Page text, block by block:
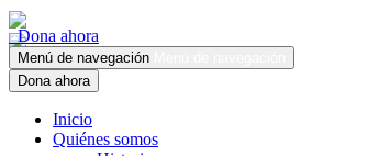
Dona ahora
Menú de navegación
Dona ahora
Inicio
Quiénes somos